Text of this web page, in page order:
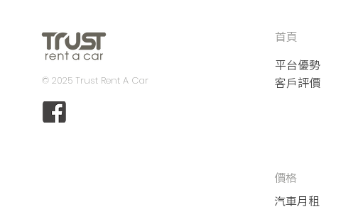
© 2025 Trust Rent A Car
首頁
平台優勢
客戶評價
價格
汽車月租